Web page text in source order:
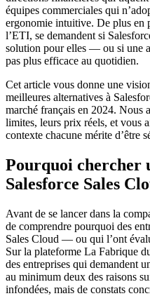
équipes commerciales qui
ergonomie intuitive. De plus en
l’ETI, se demandent si
solution pour elles — ou si une
pas plus efficace au quotidien.
Cet article vous donne une
meilleures alternatives à
marché français en 2024. Nous
limites, leurs prix réels, et vous
contexte chacune mérite d’être
Pourquoi chercher
Salesforce Sales
Avant de se lancer dans la
de comprendre pourquoi des
Sales Cloud — ou qui l’ont
Sur la plateforme La Fabrique
des entreprises qui demandent
au minimum deux des raisons
infondées, mais de constats